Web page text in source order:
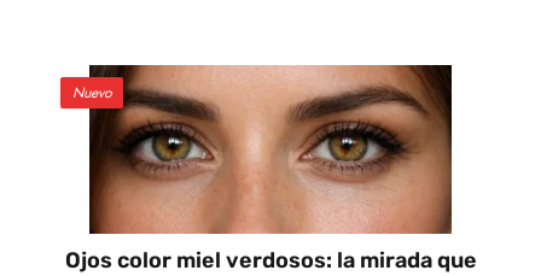
Nuevo
Ojos color miel verdosos: la mirada que